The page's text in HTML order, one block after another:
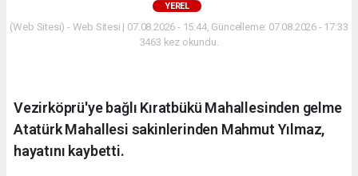
YEREL
(Web Sitesi) - Web Sitesi | 07.08.2026 - 15:44, Güncelleme: 07.08.2026 - 17:33
3463 kez okundu.
Vezirköprü'ye bağlı Kıratbükü Mahallesinden gelme
Atatürk Mahallesi sakinlerinden Mahmut Yılmaz,
hayatını kaybetti.